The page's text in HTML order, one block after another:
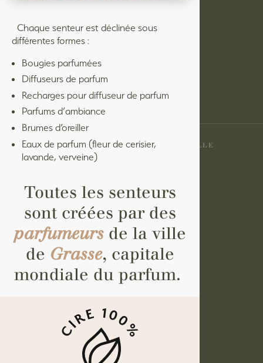
Chaque senteur est déclinée sous
différentes formes :
Bougies parfumées
Diffuseurs de parfum
Recharges pour diffuseur de parfum
Parfums d’ambiance
Brumes d’oreiller
Eaux de parfum (fleur de cerisier,
lavande, verveine)
Toutes les senteurs
sont créées par des
parfumeursde la ville
de Grasse, capitale
mondiale du parfum.
MENTIONS LÉGALES
LA MAISON DU SAVON DE MARSEILLE